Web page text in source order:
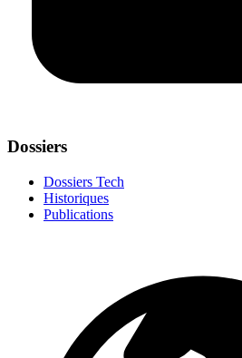
Dossiers
Dossiers Tech
Historiques
Publications